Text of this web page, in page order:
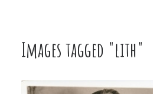
Images tagged "lith"